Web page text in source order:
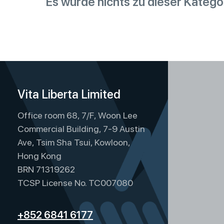
Vita Liberta Limited
Office room 68, 7/F, Woon Lee
Commercial Building, 7-9 Austin
Ave, Tsim Sha Tsui, Kowloon,
Hong Kong
BRN 71319262
TCSP License No. TC007080
+852 6841 6177